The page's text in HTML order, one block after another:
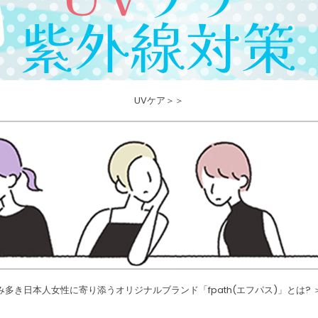
UVケア＞＞
多き日本人女性に寄り添うオリジナルブランド「fpath(エフパス)」とは?